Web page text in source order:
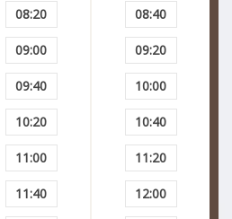
08:20
09:00
09:40
10:20
11:00
11:40
08:40
09:20
10:00
10:40
11:20
12:00